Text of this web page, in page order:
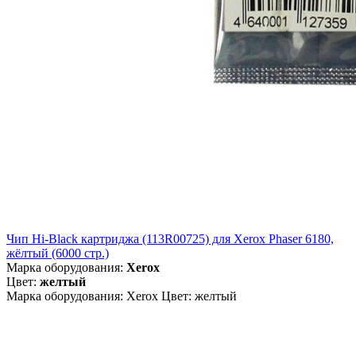
Чип Hi-Black картриджа (113R00725) для Xerox Phaser 6180,
жёлтый (6000 стр.)
Марка оборудования: Xerox
Цвет: желтый
Марка оборудования: Xerox Цвет: желтый